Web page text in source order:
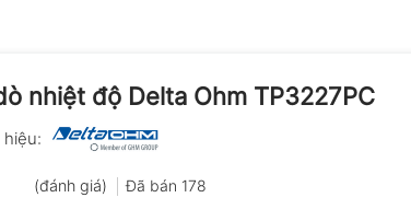
nhiệt độ Delta Ohm TP3227PC
(đánh giá) Đã bán 178